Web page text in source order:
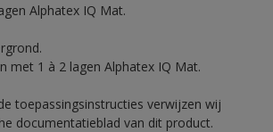
Alphatex IQ Mat.
met 1 à 2 lagen Alphatex IQ Mat.
toepassingsinstructies verwijzen wij
documentatieblad van dit product.